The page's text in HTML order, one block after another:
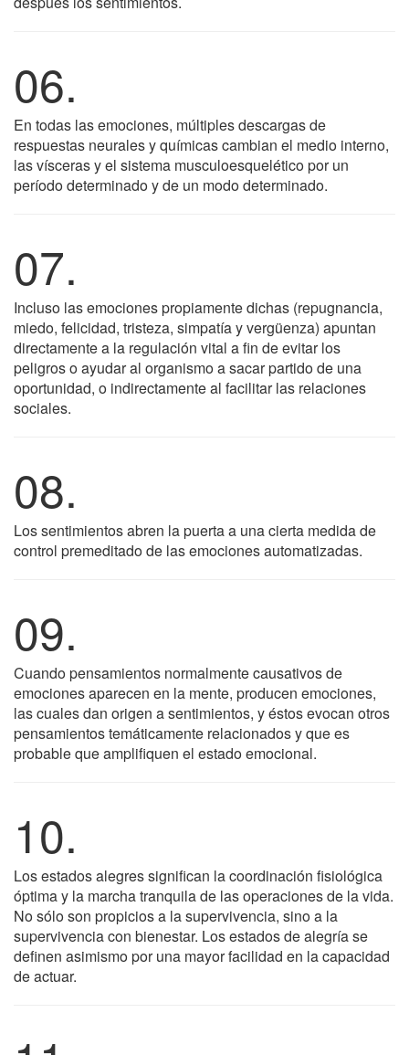
06.
En todas las emociones, múltiples descargas de
respuestas neurales y químicas cambian el medio interno,
las vísceras y el sistema musculoesquelético por un
período determinado y de un modo determinado.
07.
Incluso las emociones propiamente dichas (repugnancia,
miedo, felicidad, tristeza, simpatía y vergüenza) apuntan
directamente a la regulación vital a fin de evitar los
peligros o ayudar al organismo a sacar partido de una
oportunidad, o indirectamente al facilitar las relaciones
sociales.
08.
Los sentimientos abren la puerta a una cierta medida de
control premeditado de las emociones automatizadas.
09.
Cuando pensamientos normalmente causativos de
emociones aparecen en la mente, producen emociones,
las cuales dan origen a sentimientos, y éstos evocan otros
pensamientos temáticamente relacionados y que es
probable que amplifiquen el estado emocional.
10.
Los estados alegres significan la coordinación fisiológica
óptima y la marcha tranquila de las operaciones de la vida.
No sólo son propicios a la supervivencia, sino a la
supervivencia con bienestar. Los estados de alegría se
definen asimismo por una mayor facilidad en la capacidad
de actuar.